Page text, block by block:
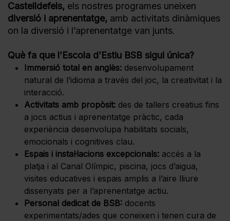
Castelldefels, els nostres programes uneixen
diversió i aprenentatge, amb activitats dinàmiques
on la diversió i l’aprenentatge van junts.
Què fa que l’Escola d’Estiu BSB sigui única?
Immersió total en anglès: desenvolupament
natural de l’idioma a través del joc, la creativitat i la
interacció.
Activitats amb propòsit: des de tallers creatius fins
a jocs actius i aprenentatge pràctic, cada
experiència desenvolupa habilitats socials,
emocionals i cognitives clau.
Espais i instal·lacions excepcionals: accés a la
platja i al Canal Olímpic, piscina, jocs d’aigua,
visites educatives i espais amplis a l’aire lliure
dissenyats per a l’aprenentatge actiu.
Personal dedicat de BSB: docents
experimentats/ades que coneixen i tenen cura de